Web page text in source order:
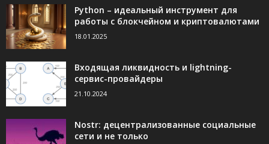
Python – идеальный инструмент для
работы с блокчейном и криптовалютами
18.01.2025
Входящая ликвидность и lightning-
сервис-провайдеры
21.10.2024
Nostr: децентрализованные социальные
сети и не только